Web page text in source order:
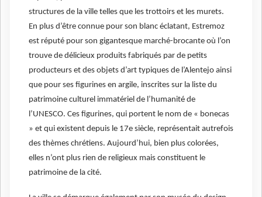
structures de la ville telles que les trottoirs et les murets.
En plus d’être connue pour son blanc éclatant, Estremoz
est réputé pour son gigantesque marché-brocante où l’on
trouve de délicieux produits fabriqués par de petits
producteurs et des objets d’art typiques de l’Alentejo ainsi
que pour ses figurines en argile, inscrites sur la liste du
patrimoine culturel immatériel de l’humanité de
l’UNESCO. Ces figurines, qui portent le nom de « bonecas
» et qui existent depuis le 17e siècle, représentait autrefois
des thèmes chrétiens. Aujourd’hui, bien plus colorées,
elles n’ont plus rien de religieux mais constituent le
patrimoine de la cité.